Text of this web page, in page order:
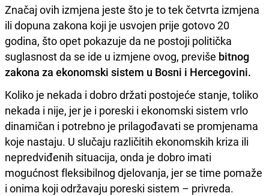
Značaj ovih izmjena jeste što je to tek četvrta izmjena
ili dopuna zakona koji je usvojen prije gotovo 20
godina, što opet pokazuje da ne postoji politička
suglasnost da se ide u izmjene ovog, previše bitnog
zakona za ekonomski sistem u Bosni i Hercegovini.
Koliko je nekada i dobro držati postojeće stanje, toliko
nekada i nije, jer je i poreski i ekonomski sistem vrlo
dinamičan i potrebno je prilagođavati se promjenama
koje nastaju. U slučaju različitih ekonomskih kriza ili
nepredviđenih situacija, onda je dobro imati
mogućnost fleksibilnog djelovanja, jer se time pomaže
i onima koji održavaju poreski sistem – privreda.